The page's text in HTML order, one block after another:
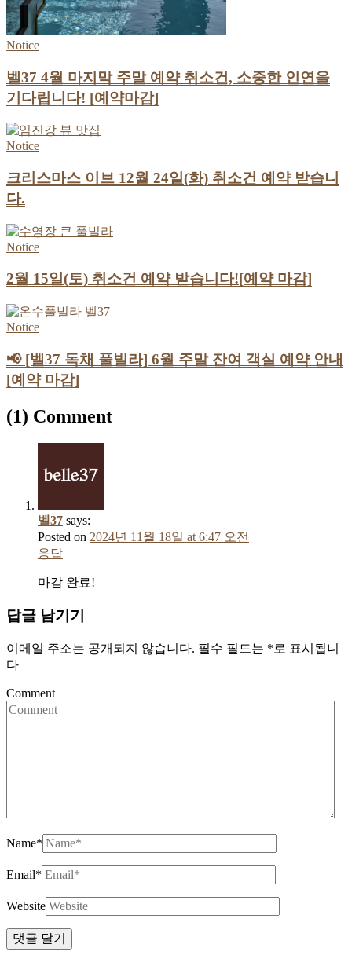
Notice
벨37 4월 마지막 주말 예약 취소건, 소중한 인연을
기다립니다! [예약마감]
Notice
크리스마스 이브 12월 24일(화) 취소건 예약 받습니
다.
Notice
2월 15일(토) 취소건 예약 받습니다![예약 마감]
Notice
📢 [벨37 독채 풀빌라] 6월 주말 잔여 객실 예약 안내
[예약 마감]
(1) Comment
벨37 says:
Posted on 2024년 11월 18일 at 6:47 오전
응답
마감 완료!
답글 남기기
이메일 주소는 공개되지 않습니다. 필수 필드는 *로 표시됩니
다
Comment
Name*
Email*
Website